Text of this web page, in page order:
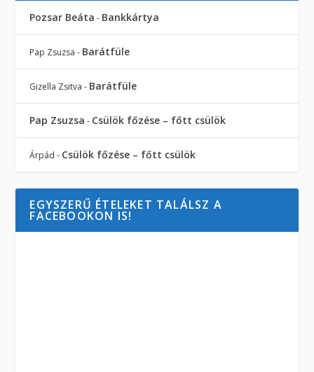
Pozsar Beáta - Bankkártya
Pap Zsuzsa - Barátfüle
Gizella Zsitva - Barátfüle
Pap Zsuzsa - Csülök főzése – főtt csülök
Árpád - Csülök főzése – főtt csülök
EGYSZERŰ ÉTELEKET TALÁLSZ A
FACEBOOKON IS!